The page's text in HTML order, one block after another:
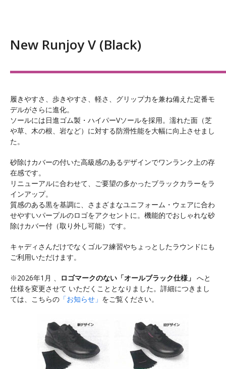
New Runjoy V (Black)
履きやすさ、歩きやすさ、軽さ、グリップ力を兼ね備えた定番モ
デルがさらに進化。
ソールには日進ゴム製・ハイパーVソールを採用。濡れた面（芝
や草、木の根、岩など）に対する防滑性能を大幅に向上させまし
た。
砂除けカバーの付いた高級感のあるデザインでワンランク上の存
在感です。
リニューアルに合わせて、ご要望の多かったブラックカラーをラ
インアップ。
質感のある黒を基調に、さまざまなユニフォーム・ウェアに合わ
せやすいパープルのロゴをアクセントに。機能的でおしゃれな砂
除けカバー付（取り外し可能）です。
キャディさんだけでなくゴルフ練習やちょっとしたラウンドにも
ご利用いただけます。
※2026年1月 、 ロゴマークのない「オールブラック仕様」 へと
仕様を変更させて いただくこととなりました。詳細につきまし
ては、 こちらの 「お知らせ」 をご覧ください。